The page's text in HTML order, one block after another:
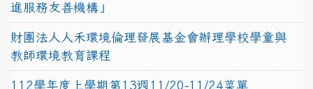
進服務友善機構」
財團法人人禾環境倫理發展基金會辦理學校學童與
教師環境教育課程
112學年度上學期第13週11/20-11/24菜單